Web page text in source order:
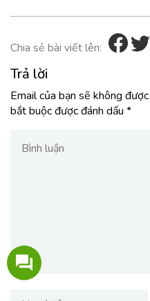
Chia sẻ bài viết lên:
Trả lời
Email của bạn sẽ không
bắt buộc được đánh dấu *